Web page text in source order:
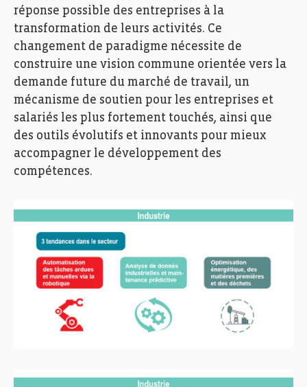
réponse possible des entreprises à la
transformation de leurs activités. Ce
changement de paradigme nécessite de
construire une vision commune orientée vers la
demande future du marché de travail, un
mécanisme de soutien pour les entreprises et
salariés les plus fortement touchés, ainsi que
des outils évolutifs et innovants pour mieux
accompagner le développement des
compétences.